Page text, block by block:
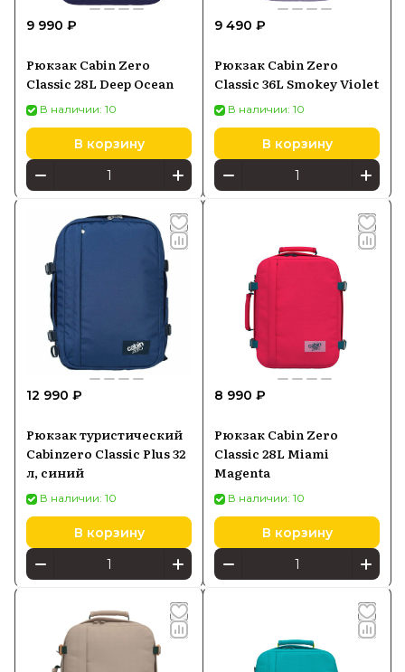
9 990 ₽
Рюкзак Cabin Zero
Classic 28L Deep Ocean
В наличии: 10
В корзину
9 490 ₽
Рюкзак Cabin Zero
Classic 36L Smokey Violet
В наличии: 10
В корзину
12 990 ₽
Рюкзак туристический
Cabinzero Classic Plus 32
л, синий
В наличии: 10
В корзину
8 990 ₽
Рюкзак Cabin Zero
Classic 28L Miami
Magenta
В наличии: 10
В корзину